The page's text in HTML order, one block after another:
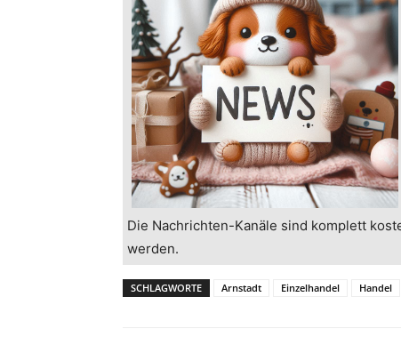
Die Nachrichten-Kanäle sind komplett
werden.
SCHLAGWORTE Arnstadt Einzelhandel Handel